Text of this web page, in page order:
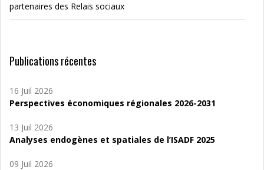
partenaires des Relais sociaux
Publications récentes
16 Juil 2026
Perspectives économiques régionales 2026-2031
13 Juil 2026
Analyses endogènes et spatiales de l’ISADF 2025
09 Juil 2026